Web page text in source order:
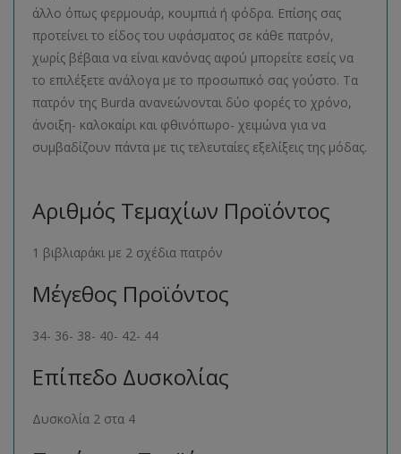
άλλο όπως φερμουάρ, κουμπιά ή φόδρα. Επίσης σας
προτείνει το είδος του υφάσματος σε κάθε πατρόν,
χωρίς βέβαια να είναι κανόνας αφού μπορείτε εσείς να
το επιλέξετε ανάλογα με το προσωπικό σας γούστο. Τα
πατρόν της Burda ανανεώνονται δύο φορές το χρόνο,
άνοιξη- καλοκαίρι και φθινόπωρο- χειμώνα για να
συμβαδίζουν πάντα με τις τελευταίες εξελίξεις της μόδας.
Αριθμός Τεμαχίων Προϊόντος
1 βιβλιαράκι με 2 σχέδια πατρόν
Μέγεθος Προϊόντος
34- 36- 38- 40- 42- 44
Επίπεδο Δυσκολίας
Δυσκολία 2 στα 4